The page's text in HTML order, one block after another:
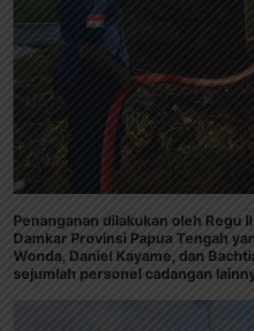
Penanganan dilakukan oleh Regu
Damkar Provinsi Papua Tengah
Wonda, Daniel Kayame, dan
sejumlah personel cadangan